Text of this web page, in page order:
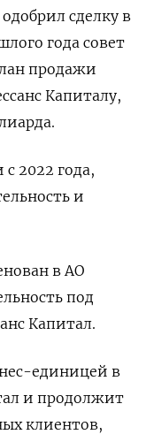
сделку в
года совет
продажи
Капиталу,
2022 года,
и
в АО
под
Капитал.
единицей в
и ​продолжит
клиентов,